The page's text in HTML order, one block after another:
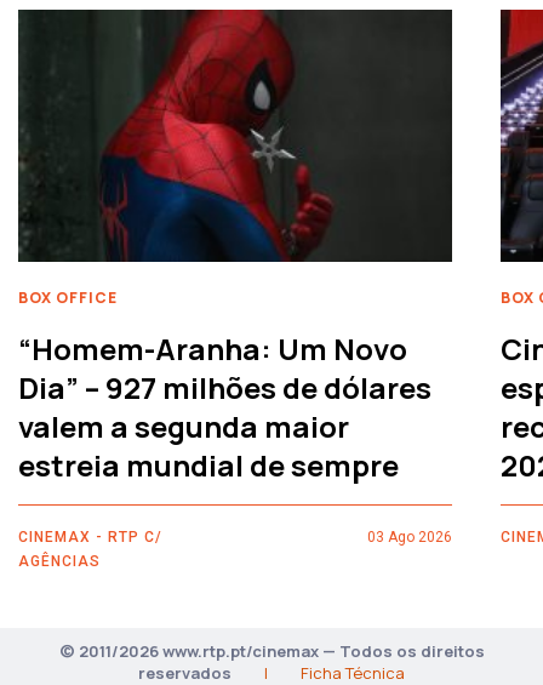
BOX OFFICE
“Homem-Aranha: Um Novo
Dia” – 927 milhões de dólares
valem a segunda maior
estreia mundial de sempre
CINEMAX - RTP C/
AGÊNCIAS
03 Ago 2026
BOX
© 2011/2026 www.rtp.pt/cinemax — Todos os direitos
reservados
| Ficha Técnica